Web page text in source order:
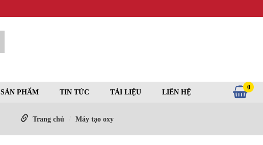
SẢN PHẨM TIN TỨC TÀI LIỆU LIÊN HỆ
0
Trang chủ Máy tạo oxy